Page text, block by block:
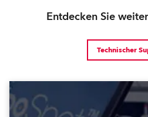
Entdecken Sie
Technischer